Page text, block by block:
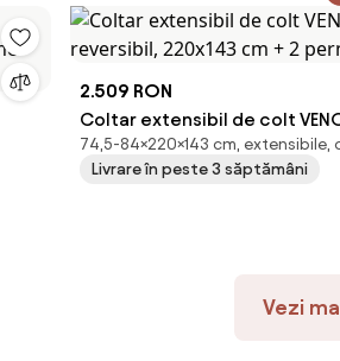
2.509 RON
Coltar extensibil de colt
reversibil, 220x143 cm + 2
74,5-84×220×143 cm, extensibile,
Livrare în peste 3 săptămâni
Vezi